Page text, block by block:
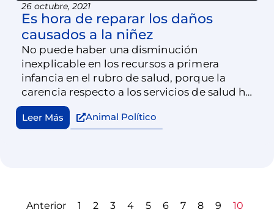
26 octubre, 2021
Es hora de reparar los daños
causados a la niñez
No puede haber una disminución
inexplicable en los recursos a primera
infancia en el rubro de salud, porque la
carencia respecto a los servicios de salud ha
aumentado. Los legisladores tienen la
responsabilidad de escuchar, de representar
Leer Más Animal Político
Anterior 1 2 3 4 5 6 7 8 9
10